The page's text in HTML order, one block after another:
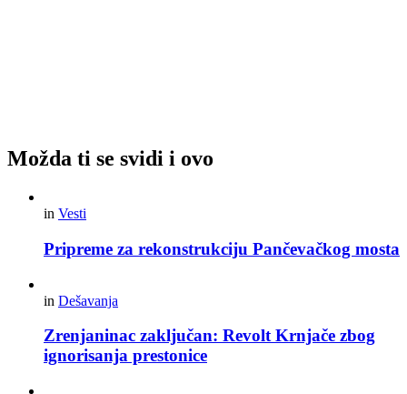
Možda ti se svidi i ovo
in Vesti
Pripreme za rekonstrukciju Pančevačkog mosta
in Dešavanja
Zrenjaninac zaključan: Revolt Krnjače zbog
ignorisanja prestonice